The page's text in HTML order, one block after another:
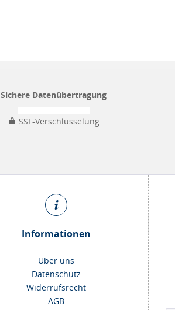
Sichere Datenübertragung
SSL-Verschlüsselung
Informationen
Über uns
Datenschutz
Widerrufsrecht
AGB